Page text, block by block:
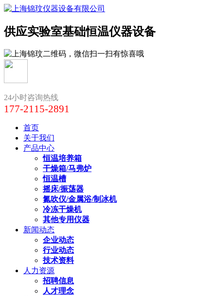
供应实验室基础恒温仪器设备
24小时咨询热线
177-2115-2891
首页
关于我们
产品中心
恒温培养箱
干燥箱/马弗炉
恒温槽
摇床/振荡器
氮吹仪/金属浴/制冰机
冷冻干燥机
其他专用仪器
新闻动态
企业动态
行业动态
技术资料
人力资源
招聘信息
人才理念